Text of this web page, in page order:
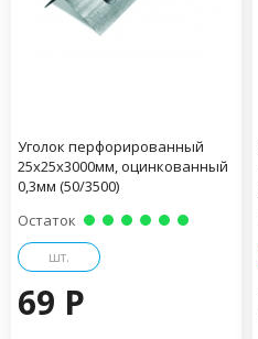
Уголок перфорированный
25х25х3000мм, оцинкованный
0,3мм (50/3500)
Остаток
шт.
69 P